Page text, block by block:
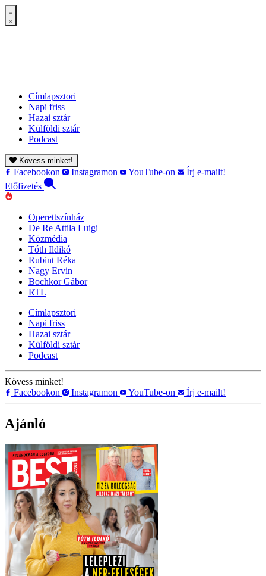
Címlapsztori
Napi friss
Hazai sztár
Külföldi sztár
Podcast
Kövess minket!
Facebookon Instagramon YouTube-on
Írj e-mailt!
Előfizetés
Operettszínház
De Re Attila Luigi
Közmédia
Tóth Ildikó
Rubint Réka
Nagy Ervin
Bochkor Gábor
RTL
Címlapsztori
Napi friss
Hazai sztár
Külföldi sztár
Podcast
Kövess minket!
Facebookon
Instagramon YouTube-on Írj e-mailt!
Ajánló